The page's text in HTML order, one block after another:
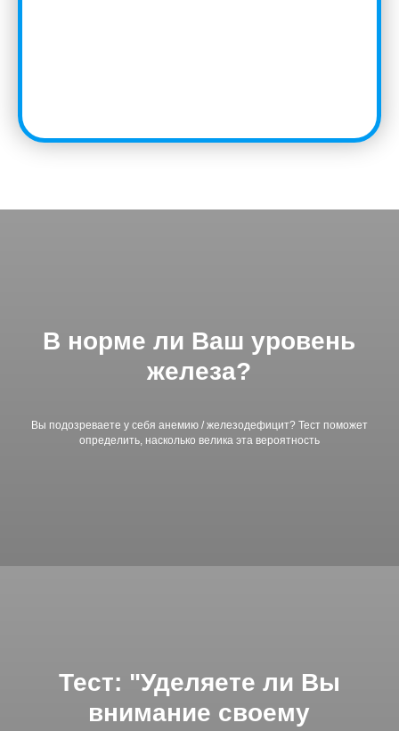
В норме ли Ваш уровень
железа?
Вы подозреваете у себя анемию / железодефицит? Тест поможет
определить, насколько велика эта вероятность
Тест: "Уделяете ли Вы
внимание своему